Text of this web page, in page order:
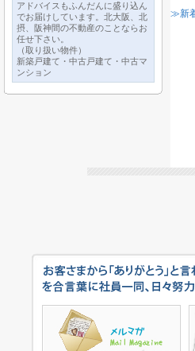
アドバイスもふんだんに盛り込ん
でお届けしています。北大阪、北
摂、阪神間の不動産のことならお
任せ下さい。
（取り扱い物件）
新築戸建て・中古戸建て・中古マ
ンション
≫新